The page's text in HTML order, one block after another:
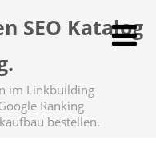
SEO Katalog
im Linkbuilding
Ranking
bestellen.